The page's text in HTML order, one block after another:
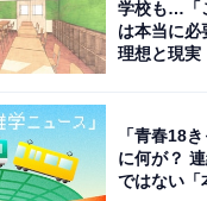
3）杞憂（きゆう）
の心配という意味です
学校も…「
は本当に必
理想と現実
「青春18
に何が？
ではない「